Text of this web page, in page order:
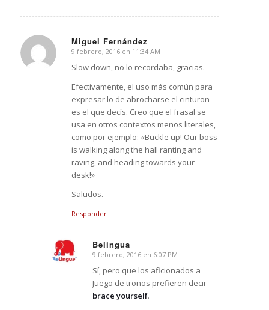
Miguel Fernández
Dice:
9 febrero, 2016 en 11:34 AM
Slow down, no lo recordaba, gracias.
Efectivamente, el uso más común para
expresar lo de abrocharse el cinturon
es el que decís. Creo que el frasal se
usa en otros contextos menos literales,
como por ejemplo: «Buckle up! Our boss
is walking along the hall ranting and
raving, and heading towards your
desk!»
Saludos.
Responder
Belingua
Dice:
9 febrero, 2016 en 6:07 PM
Sí, pero que los aficionados a
Juego de tronos prefieren decir
brace yourself.